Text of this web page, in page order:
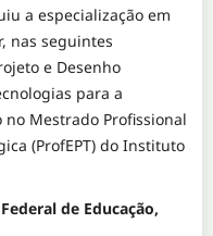
a especialização em
nas seguintes
e Desenho
para a
Mestrado Profissional
(ProfEPT) do Instituto
de Educação,